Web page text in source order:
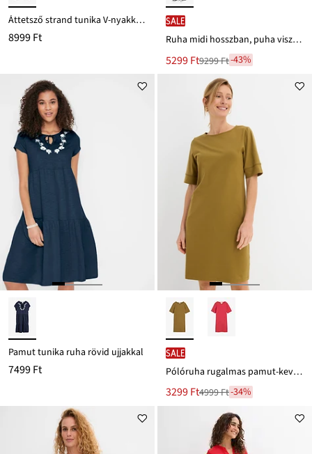
Áttetsző strand tunika V-nyakkivágással
8999 Ft
SALE
Ruha midi hosszban, puha viszkózból
Új
5299 Ft
Leárazva9299 Ft-43%
Pamut tunika ruha rövid ujjakkal
7499 Ft
SALE
Pólóruha rugalmas pamut-keverékből
Új
ár
3299 Ft
Leárazva4999 Ft-34%